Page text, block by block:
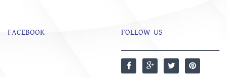
FACEBOOK FOLLOW US